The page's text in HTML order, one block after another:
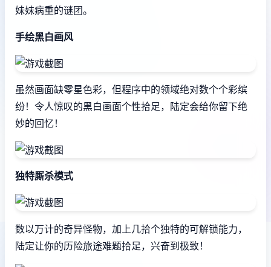
妹妹病重的谜团。
手绘黑白画风
虽然画面缺零星色彩，但程序中的领域绝对数个个彩缤
纷！令人惊叹的黑白画面个性拾足，陆定会给你留下绝
妙的回忆！
独特厮杀模式
数以万计的奇异怪物，加上几拾个独特的可解锁能力，
陆定让你的历险旅途难题拾足，兴奋到极致！